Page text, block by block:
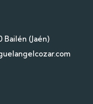
Bailén (Jaén)